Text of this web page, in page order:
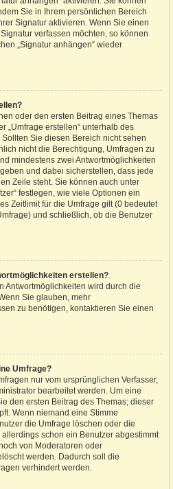
Sie in Ihrem persönlichen Bereich
Signatur aktivieren. Wenn Sie einen
verfassen möchten, so können
„Signatur anhängen“ wieder
oder den ersten Beitrag eines Themas
„Umfrage erstellen“ unterhalb des
Sie diesen Bereich nicht sehen
nicht die Berechtigung, Umfragen zu
mindestens zwei Antwortmöglichkeiten
und dabei sicherstellen, dass jede
Zeile steht. Sie können auch unter
festlegen, wie viele Optionen ein
Zeitlimit für die Umfrage gilt (0 bedeutet
und schließlich, ob die Benutzer
erstellen?
Antwortmöglichkeiten wird durch die
Sie glauben, mehr
zu benötigen, kontaktieren Sie einen
Umfrage?
nur vom ursprünglichen Verfasser,
bearbeitet werden. Um eine
den ersten Beitrag des Themas; dieser
Wenn niemand eine Stimme
die Umfrage löschen oder die
schon ein Benutzer abgestimmt
von Moderatoren oder
werden. Dadurch soll die
verhindert werden.